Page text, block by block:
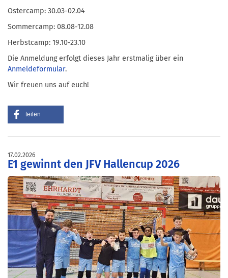
Ostercamp: 30.03-02.04
Sommercamp: 08.08-12.08
Herbstcamp: 19.10-23.10
Die Anmeldung erfolgt dieses Jahr erstmalig über ein
Anmeldeformular.
Wir freuen uns auf euch!
teilen
17.02.2026
E1 gewinnt den JFV Hallencup 2026